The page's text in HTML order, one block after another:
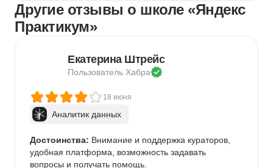
Другие отзывы о школе «Яндекс
Практикум»
Екатерина Штрейс
Пользователь Хабра
18 июня
Аналитик данных
Достоинства: Внимание и поддержка кураторов,
удобная платформа, возможность задавать
вопросы и получать помощь.